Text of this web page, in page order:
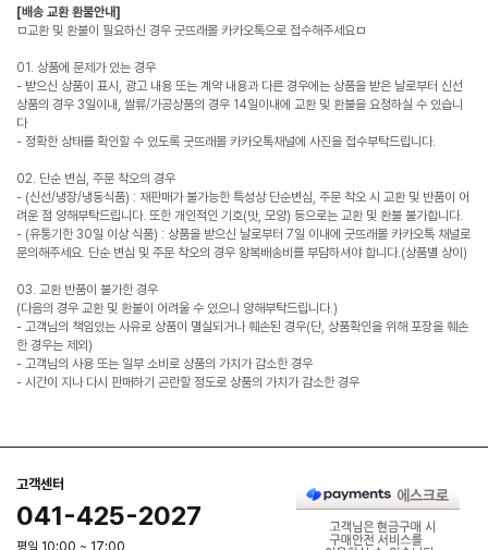
[배송 교환 환불안내]
ㅁ교환 및 환불이 필요하신 경우 굿뜨래몰 카카오톡으로 접수해주세요ㅁ
01. 상품에 문제가 있는 경우
- 받으신 상품이 표시, 광고 내용 또는 계약 내용과 다른 경우에는 상품을 받은 날로부터 신선
상품의 경우 3일이내, 쌀류/가공상품의 경우 14일이내에 교환 및 환불을 요청하실 수 있습니
다
- 정확한 상태를 확인할 수 있도록 굿뜨래몰 카카오톡채널에 사진을 접수부탁드립니다.
02. 단순 변심, 주문 착오의 경우
- (신선/냉장/냉동식품) : 재판매가 불가능한 특성상 단순변심, 주문 착오 시 교환 및 반품이 어
려운 점 양해부탁드립니다. 또한 개인적인 기호(맛, 모양) 등으로는 교환 및 환불 불가합니다.
- (유통기한 30일 이상 식품) : 상품을 받으신 날로부터 7일 이내에 굿뜨래몰 카카오톡 채널로
문의해주세요. 단순 변심 및 주문 착오의 경우 왕복배송비를 부담하셔야 합니다.(상품별 상이)
03. 교환 반품이 불가한 경우
(다음의 경우 교환 및 환불이 어려울 수 있으니 양해부탁드립니다.)
- 고객님의 책임있는 사유로 상품이 멸실되거나 훼손된 경우(단, 상품확인을 위해 포장을 훼손
한 경우는 제외)
- 고객님의 사용 또는 일부 소비로 상품의 가치가 감소한 경우
- 시간이 지나 다시 판매하기 곤란할 정도로 상품의 가치가 감소한 경우
고객센터
041-425-2027
평일 10:00 ~ 17:00